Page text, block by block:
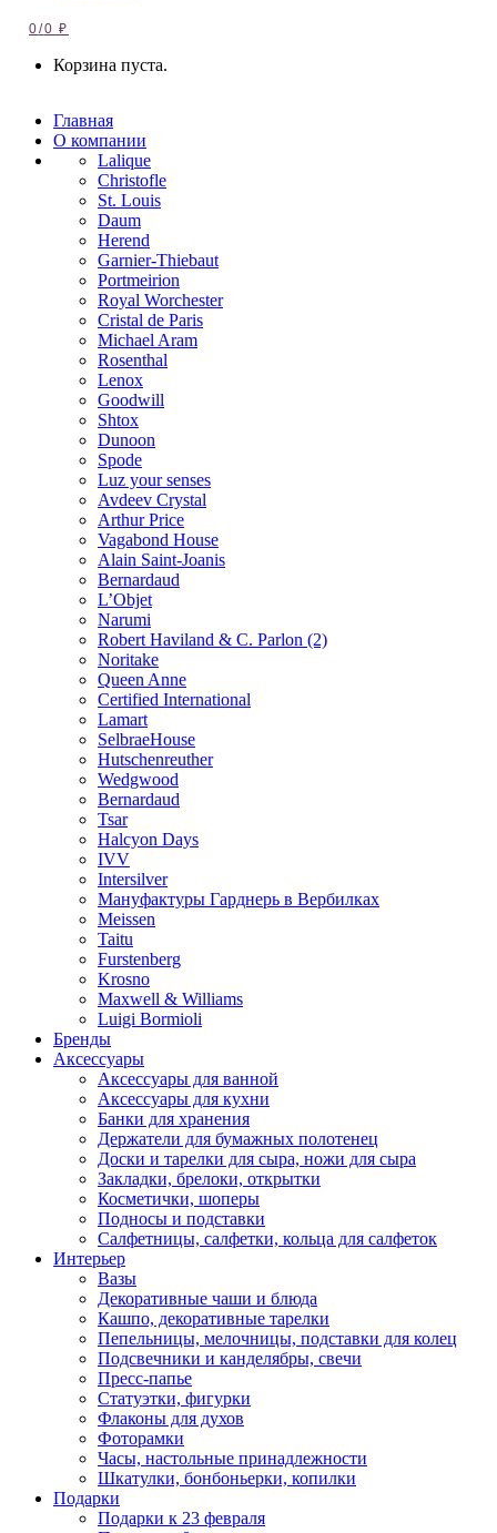
0/0₽
Корзина пуста.
Главная
О компании
Lalique
Christofle
St. Louis
Daum
Herend
Garnier-Thiebaut
Portmeirion
Royal Worchester
Cristal de Paris
Michael Aram
Rosenthal
Lenox
Goodwill
Shtox
Dunoon
Spode
Luz your senses
Avdeev Crystal
Arthur Price
Vagabond House
Alain Saint-Joanis
Bernardaud
L’Objet
Narumi
Robert Haviland & C. Parlon (2)
Noritakе
Queen Anne
Certified International
Lamart
SelbraeHouse
Hutschenreuther
Wedgwood
Bernardaud
Tsar
Halcyon Days
IVV
Intersilver
Мануфактуры Гарднерь в Вербилках
Meissen
Taitu
Furstenberg
Krosno
Maxwell & Williams
Luigi Bormioli
Бренды
Аксессуары
Аксессуары для ванной
Аксессуары для кухни
Банки для хранения
Держатели для бумажных полотенец
Доски и тарелки для сыра, ножи для сыра
Закладки, брелоки, открытки
Косметички, шоперы
Подносы и подставки
Салфетницы, салфетки, кольца для салфеток
Интерьер
Вазы
Декоративные чаши и блюда
Кашпо, декоративные тарелки
Пепельницы, мелочницы, подставки для колец
Подсвечники и канделябры, свечи
Пресс-папье
Статуэтки, фигурки
Флаконы для духов
Фоторамки
Часы, настольные принадлежности
Шкатулки, бонбоньерки, копилки
Подарки
Подарки к 23 февраля